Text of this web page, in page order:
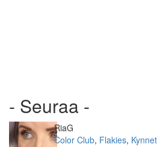
- Seuraa -
Kirjoittaja
RiaG
Kategoriat
Color Club, Flakies, Kynnet